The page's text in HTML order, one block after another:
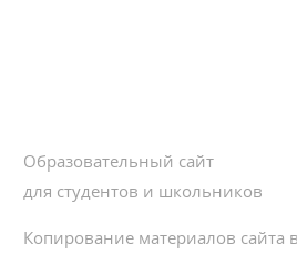
Образовательный сайт
для студентов и школьников
Копирование материалов сайта